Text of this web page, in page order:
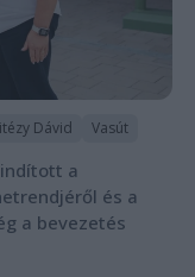
Dávid Vasút
a
és a
a bevezetés